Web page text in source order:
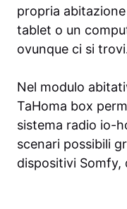
propria
tablet o un
ovunque ci si
Nel modulo
TaHoma box
sistema radio io-
scenari possibili
dispositivi Somfy,